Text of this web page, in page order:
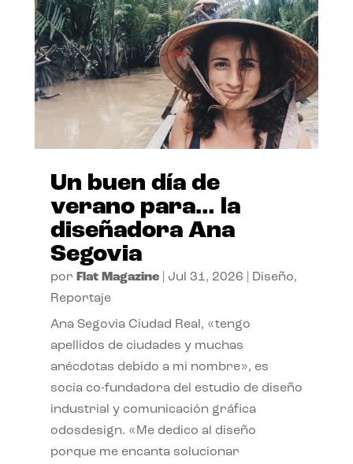
Un buen día de
verano para… la
diseñadora Ana
Segovia
por Flat Magazine| Jul 31, 2026 Diseño,
Reportaje
Ana Segovia Ciudad Real, «tengo
apellidos de ciudades y muchas
anécdotas debido a mi nombre», es
socia co-fundadora del estudio de diseño
industrial y comunicación gráfica
odosdesign. «Me dedico al diseño
porque me encanta solucionar